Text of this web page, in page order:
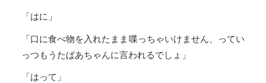
「はに」
「口に食べ物を入れたまま喋っちゃいけません、ってい
っつもうたばあちゃんに言われるでしょ」
「はって」